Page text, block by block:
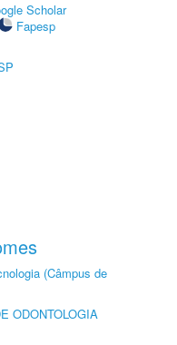
Scholar
Fapesp
(Câmpus de
ODONTOLOGIA